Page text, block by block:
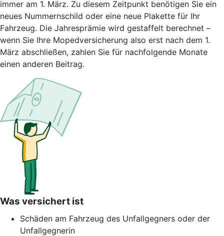
immer am 1. März. Zu diesem Zeitpunkt benötigen Sie ein
neues Nummernschild oder eine neue Plakette für Ihr
Fahrzeug. Die Jahresprämie wird gestaffelt berechnet –
wenn Sie Ihre Mopedversicherung also erst nach dem 1.
März abschließen, zahlen Sie für nachfolgende Monate
einen anderen Beitrag.
Was versichert ist
Schäden am Fahrzeug des Unfallgegners oder der
Unfallgegnerin